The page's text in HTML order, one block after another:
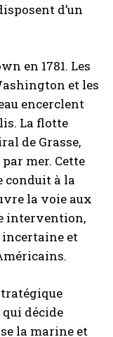
d’un
en 1781. Les
et les
encerclent
La flotte
de Grasse,
mer. Cette
conduit à la
la voie aux
intervention,
incertaine et
qui décide
la marine et